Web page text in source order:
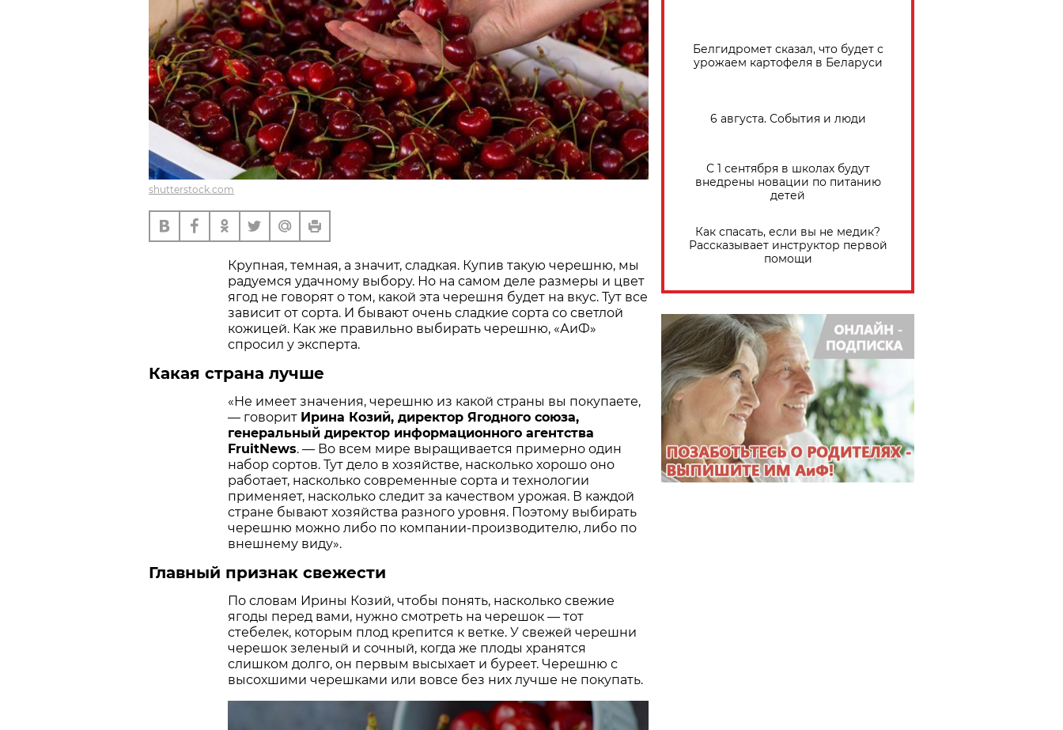
shutterstock.com
Крупная, темная, а значит, сладкая. Купив такую черешню, мы
радуемся удачному выбору. Но на самом деле размеры и цвет
ягод не говорят о том, какой эта черешня будет на вкус. Тут все
зависит от сорта. И бывают очень сладкие сорта со светлой
кожицей. Как же правильно выбирать черешню, «АиФ»
спросил у эксперта.
Какая страна лучше
«Не имеет значения, черешню из какой страны вы покупаете,
— говорит Ирина Козий, директор Ягодного союза,
генеральный директор информационного агентства
FruitNews. — Во всем мире выращивается примерно один
набор сортов. Тут дело в хозяйстве, насколько хорошо оно
работает, насколько современные сорта и технологии
применяет, насколько следит за качеством урожая. В каждой
стране бывают хозяйства разного уровня. Поэтому выбирать
черешню можно либо по компании-производителю, либо по
внешнему виду».
Главный признак свежести
По словам Ирины Козий, чтобы понять, насколько свежие
ягоды перед вами, нужно смотреть на черешок — тот
стебелек, которым плод крепится к ветке. У свежей черешни
черешок зеленый и сочный, когда же плоды хранятся
слишком долго, он первым высыхает и буреет. Черешню с
высохшими черешками или вовсе без них лучше не покупать.
Белгидромет сказал, что будет с
урожаем картофеля в Беларуси
6 августа. События и люди
С 1 сентября в школах будут
внедрены новации по питанию
детей
Как спасать, если вы не медик?
Рассказывает инструктор первой
помощи